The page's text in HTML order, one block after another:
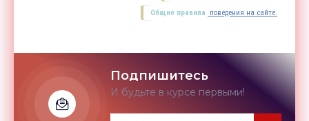
Общие правила поведения на сайте.
Подпишитесь
И будьте в курсе первыми!